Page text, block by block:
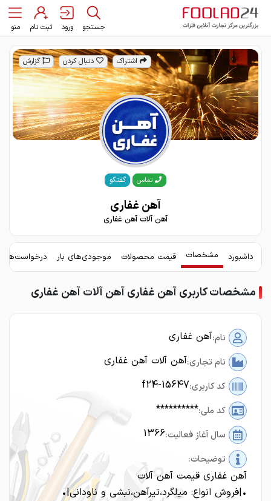
جستجو ورود ثبت نام منو
اشتراک دنبال کردن گزارش
تماس گفتگو
آهن غفاری
آهن آلات آهن غفاری
داشبورد مشخصات قیمت محصولات موجودی‌های بار
مشخصات کاربری آهن غفاری آهن آلات آهن غفاری
نام:آهن غفاری
نام تجاری:آهن آلات آهن غفاری
کد کاربری:f24-15647
کد ملی:**********
سال آغاز فعالیت:1366
توضیحات:
آهن غفاری قیمت آهن آلات
•|فروش انواع: میلگرد،تیرآهن،نبشی و ناودانی|•